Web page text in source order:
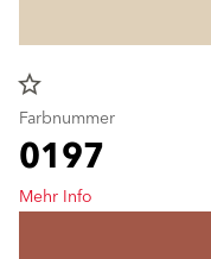
star_border
Farbnummer
0197
Mehr Info